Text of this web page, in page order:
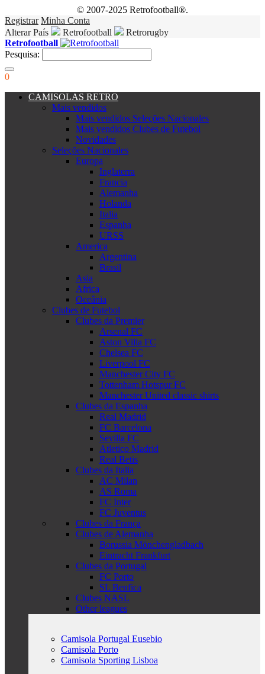
© 2007-2025 Retrofootball®.
Registrar Minha Conta
Alterar País
Retrofootball
Retrorugby
Retrofootball
Pesquisa:
0
CAMISOLAS RETRO
Mais vendidos
Mais vendidos Seleções Nacionales
Mais vendidos Clubes de Futebol
Novidades
Seleções Nacionales
Europa
Inglaterra
Francia
Alemanha
Holanda
Italia
Espanha
URSS
America
Argentina
Brasil
Asia
Africa
Oceânia
Clubes de Futebol
Clubes da Premier
Arsenal FC
Aston Villa FC
Chelsea FC
Liverpool FC
Manchester City FC
Tottenham Hotspur FC
Manchester United classic shirts
Clubes da Espanha
Real Madrid
FC Barcelona
Sevilla FC
Atletico Madrid
Real Betis
Clubes da Italia
AC Milan
AS Roma
FC Inter
FC Juventus
Clubes da França
Clubes de Alemanha
Borussia Mönchengladbach
Eintracht Frankfurt
Clubes da Portugal
FC Porto
SL Benfica
Clubes NASL
Other leagues
Camisola Portugal Eusebio
Camisola Porto
Camisola Sporting Lisboa